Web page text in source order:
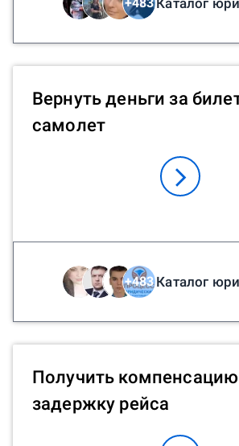
Вернуть деньги за
самолет
+483Каталог
Получить компенсацию
задержку рейса